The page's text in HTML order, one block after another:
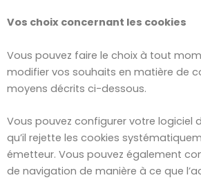
Vos choix concernant les cookies
Vous pouvez faire le choix à tout
modifier vos souhaits en matière de
moyens décrits ci-dessous.
Vous pouvez configurer votre logiciel
qu’il rejette les cookies
émetteur. Vous pouvez également
de navigation de manière à ce que